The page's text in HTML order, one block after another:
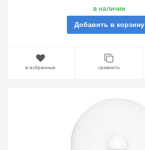
в наличии
Добавить в корзину
в избранные сравнить